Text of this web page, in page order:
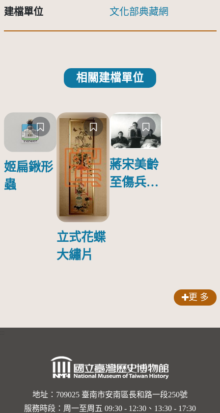
建檔單位 文化部典藏網
相關建檔單位
姬扁鍬形
蟲
立式花蝶
大繡片
蔣宋美齡
至傷兵醫
傷日本戰
更 多
地址：709025 臺南市安南區長和路一段250號
服務時段：周一至周五 09:30 - 12:30、13:30 - 17:30